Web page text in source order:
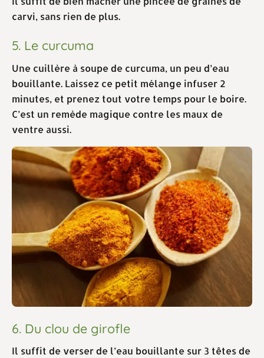
carvi, sans rien de plus.
5. Le curcuma
Une cuillère à soupe de curcuma, un peu d’eau
bouillante. Laissez ce petit mélange infuser 2
minutes, et prenez tout votre temps pour le boire.
C’est un remède magique contre les maux de
ventre aussi.
6. Du clou de girofle
Il suffit de verser de l’eau bouillante sur 3 têtes de